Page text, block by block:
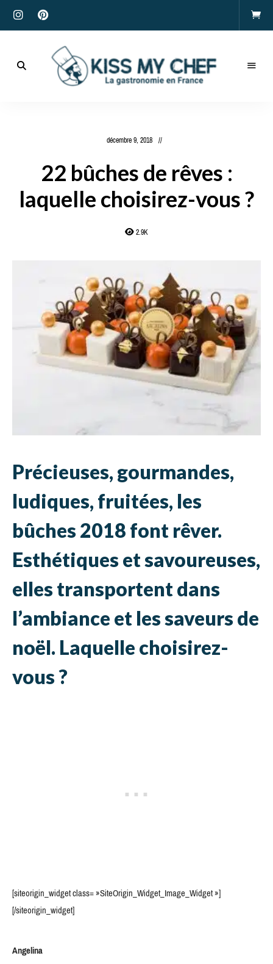
décembre 9, 2018
22 bûches de rêves :
laquelle choisirez-vous ?
2.9K
Précieuses, gourmandes,
ludiques, fruitées, les
bûches 2018 font rêver.
Esthétiques et savoureuses,
elles transportent dans
l’ambiance et les saveurs de
noël. Laquelle choisirez-
vous ?
[siteorigin_widget class= »SiteOrigin_Widget_Image_Widget »]
[/siteorigin_widget]
Angelina